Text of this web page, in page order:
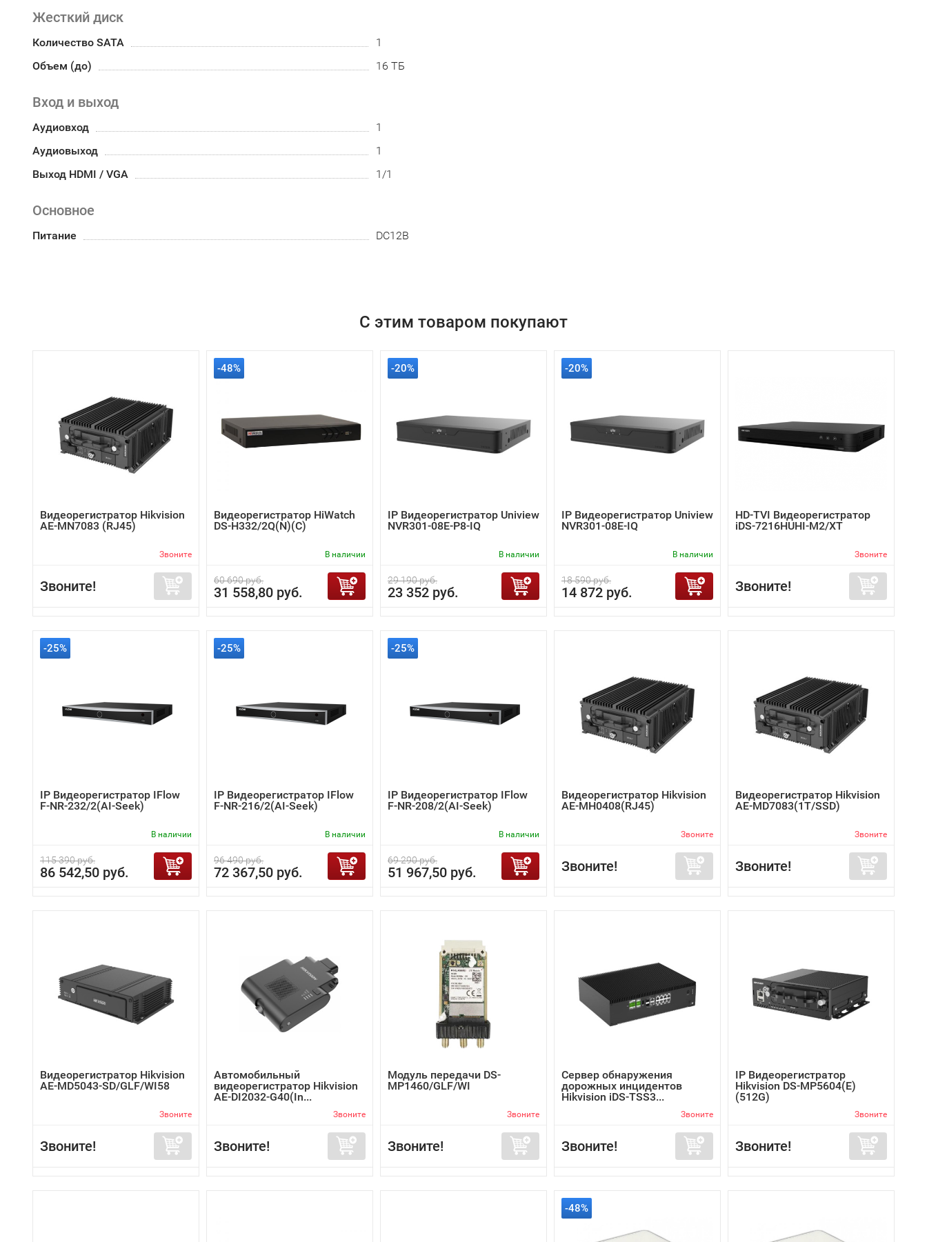
Жесткий диск
Количество SATA
1
Объем (до)
16 ТБ
Вход и выход
Аудиовход
1
Аудиовыход
1
Выход HDMI / VGA
1/1
Основное
Питание DC12В
С этим товаром покупают
Видеорегистратор Hikvision
AE-MN7083 (RJ45)
Звоните
Звоните!
-48%
Видеорегистратор HiWatch
DS-H332/2Q(N)(C)
В наличии
60 690 руб.
31 558,80 руб.
-20%
IP Видеорегистратор Uniview
NVR301-08E-P8-IQ
В наличии
29 190 руб.
23 352 руб.
-20%
IP Видеорегистратор Uniview
NVR301-08E-IQ
В наличии
18 590 руб.
14 872 руб.
HD-TVI Видеорегистратор
iDS-7216HUHI-M2/XT
Звоните
Звоните!
-25%
IP Видеорегистратор IFlow
F-NR-232/2(AI-Seek)
В наличии
115 390 руб.
86 542,50 руб.
-25%
IP Видеорегистратор IFlow
F-NR-216/2(AI-Seek)
В наличии
96 490 руб.
72 367,50 руб.
-25%
IP Видеорегистратор IFlow
F-NR-208/2(AI-Seek)
В наличии
69 290 руб.
51 967,50 руб.
Видеорегистратор Hikvision
AE-MH0408(RJ45)
Звоните
Звоните!
Видеорегистратор Hikvision
AE-MD7083(1T/SSD)
Звоните
Звоните!
Видеорегистратор Hikvision
AE-MD5043-SD/GLF/WI58
Звоните
Звоните!
Автомобильный
видеорегистратор Hikvision
AE-DI2032-G40(In...
Звоните
Звоните!
Модуль передачи DS-
MP1460/GLF/WI
Звоните
Звоните!
Сервер обнаружения
дорожных инцидентов
Hikvision iDS-TSS3...
Звоните
Звоните!
IP Видеорегистратор
Hikvision DS-MP5604(E)
(512G)
Звоните
Звоните!
-48%